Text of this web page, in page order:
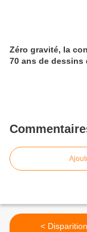
Zéro gravité, la
70 ans de dessins
< Disparition du